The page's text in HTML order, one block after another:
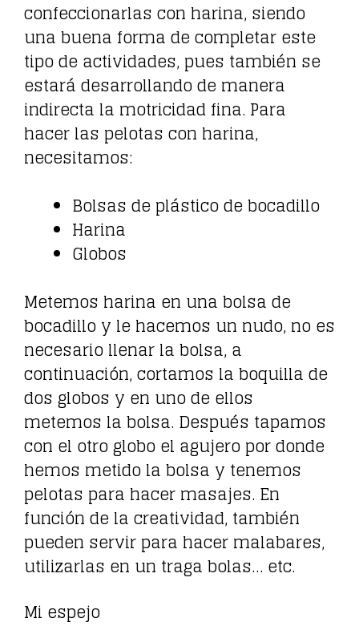
confeccionarlas con harina, siendo
una buena forma de completar este
tipo de actividades, pues también se
estará desarrollando de manera
indirecta la motricidad fina. Para
hacer las pelotas con harina,
necesitamos:
Bolsas de plástico de bocadillo
Harina
Globos
Metemos harina en una bolsa de
bocadillo y le hacemos un nudo, no es
necesario llenar la bolsa, a
continuación, cortamos la boquilla de
dos globos y en uno de ellos
metemos la bolsa. Después tapamos
con el otro globo el agujero por donde
hemos metido la bolsa y tenemos
pelotas para hacer masajes. En
función de la creatividad, también
pueden servir para hacer malabares,
utilizarlas en un traga bolas… etc.
Mi espejo